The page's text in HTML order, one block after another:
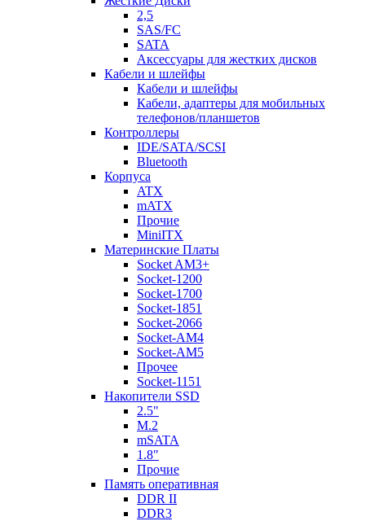
2,5
SAS/FC
SATA
Аксессуары для жестких дисков
Кабели и шлейфы
Кабели и шлейфы
Кабели, адаптеры для мобильных
телефонов/планшетов
Контроллеры
IDE/SATA/SCSI
Bluetooth
Корпуса
ATX
mATX
Прочие
MiniITX
Материнские Платы
Socket AM3+
Socket-1200
Socket-1700
Socket-1851
Socket-2066
Socket-AM4
Socket-AM5
Прочее
Socket-1151
Накопители SSD
2.5"
M.2
mSATA
1.8"
Прочие
Память оперативная
DDR II
DDR3